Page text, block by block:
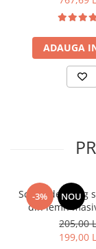
Coco, piele
inaltime
Alb
ADAUGA
-3% NOU
Scaun de living
din lemn
tapiterie
94x49x40
205,00
199,00